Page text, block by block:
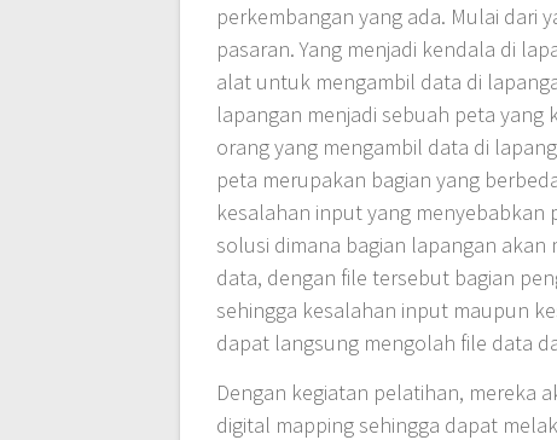
perkembangan yang ada. Mulai dari
pasaran. Yang menjadi kendala di
alat untuk mengambil data di
lapangan menjadi sebuah peta
orang yang mengambil data di
peta merupakan bagian yang
kesalahan input yang menyebabkan
solusi dimana bagian lapangan
data, dengan file tersebut bagian
sehingga kesalahan input maupun
dapat langsung mengolah file data
Dengan kegiatan pelatihan, mereka
digital mapping sehingga dapat